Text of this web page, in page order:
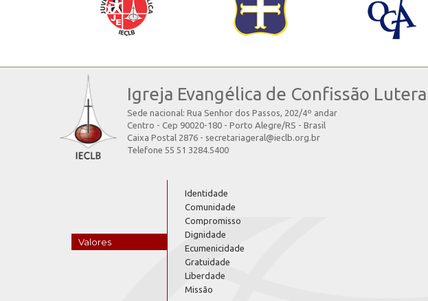
Igreja Evangélica de Confissão
Sede nacional: Rua Senhor dos Passos, 202/4º andar
Centro - Cep 90020-180 - Porto Alegre/RS - Brasil
Caixa Postal 2876 - secretariageral@ieclb.org.br
Telefone 55 51 3284.5400
Valores
Identidade
Comunidade
Compromisso
Dignidade
Ecumenicidade
Gratuidade
Liberdade
Missão